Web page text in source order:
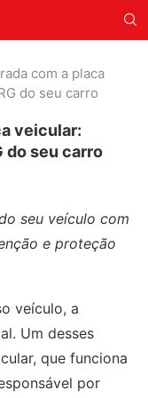
com a placa
do seu carro
veicular:
do seu carro
seu veículo com
e proteção
veículo, a
Um desses
que funciona
por